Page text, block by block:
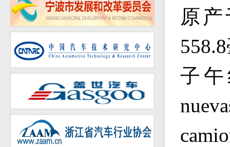
原
558.8
子